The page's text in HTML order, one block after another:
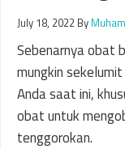
July 18, 2022 By
Sebenarnya obat
mungkin
Anda saat ini,
obat untuk
tenggorokan.